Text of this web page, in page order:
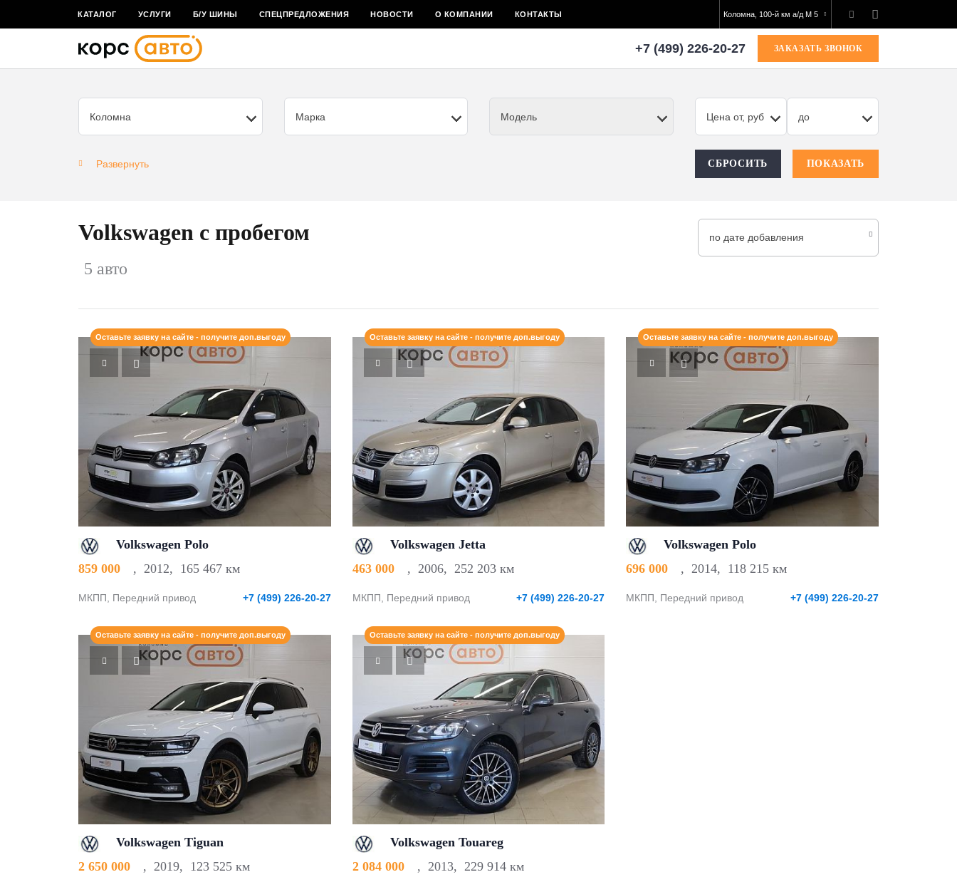
КАТАЛОГ УСЛУГИ Б/У ШИНЫ СПЕЦПРЕДЛОЖЕНИЯ НОВОСТИ О КОМПАНИИ КОНТАКТЫ Коломна, 100-й км а/д М 5
+7 (499) 226-20-27 ЗАКАЗАТЬ ЗВОНОК
Коломна Марка Модель Цена от, руб до
Развернуть СБРОСИТЬ ПОКАЗАТЬ
Volkswagen с пробегом
5 авто
по дате добавления
Оставьте заявку на сайте - получите доп.выгоду
Volkswagen Polo
859 000
, 2012, 165 467 км
МКПП, Передний привод +7 (499) 226-20-27
Оставьте заявку на сайте - получите доп.выгоду
Volkswagen Jetta
463 000
, 2006, 252 203 км
МКПП, Передний привод +7 (499) 226-20-27
Оставьте заявку на сайте - получите доп.выгоду
Volkswagen Polo
696 000
, 2014, 118 215 км
МКПП, Передний привод +7 (499) 226-20-27
Оставьте заявку на сайте - получите доп.выгоду
Volkswagen Tiguan
2 650 000
, 2019, 123 525 км
Оставьте заявку на сайте - получите доп.выгоду
Volkswagen Touareg
2 084 000
, 2013, 229 914 км